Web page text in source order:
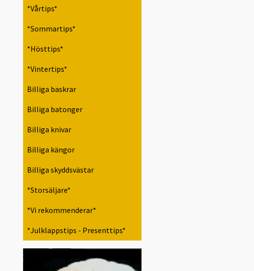
*Vårtips*
*Sommartips*
*Hösttips*
*Vintertips*
Billiga baskrar
Billiga batonger
Billiga knivar
Billiga kängor
Billiga skyddsvästar
*Storsäljare*
*Vi rekommenderar*
*Julklappstips - Presenttips*